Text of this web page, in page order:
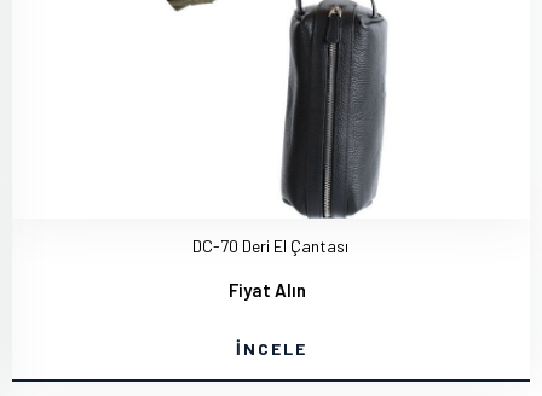
DC-70 Deri El Çantası
Fiyat Alın
İNCELE